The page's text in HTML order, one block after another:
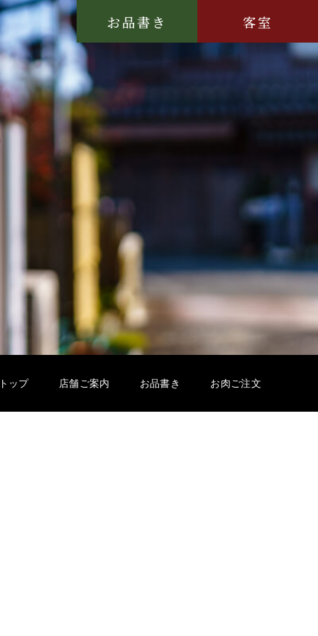
お品書き 客室
ップ 店舗ご案内 お品書き お肉ご注文